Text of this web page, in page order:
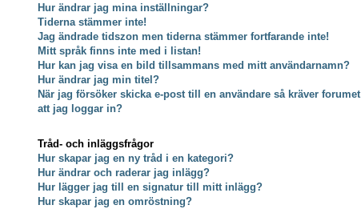
Hur ändrar jag mina inställningar?
Tiderna stämmer inte!
Jag ändrade tidszon men tiderna stämmer fortfarande inte!
Mitt språk finns inte med i listan!
Hur kan jag visa en bild tillsammans med mitt användarnamn?
Hur ändrar jag min titel?
När jag försöker skicka e-post till en användare så kräver forumet
att jag loggar in?
Tråd- och inläggsfrågor
Hur skapar jag en ny tråd i en kategori?
Hur ändrar och raderar jag inlägg?
Hur lägger jag till en signatur till mitt inlägg?
Hur skapar jag en omröstning?